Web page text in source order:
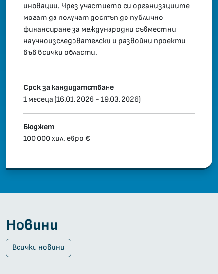
иновации. Чрез участието си организациите
могат да получат достъп до публично
финансиране за международни съвместни
научноизследователски и развойни проекти
във всички области.
Срок за кандидатстване
1 месеца (16.01.2026 - 19.03.2026)
Бюджет
100 000 хил. евро €
Новини
Всички новини